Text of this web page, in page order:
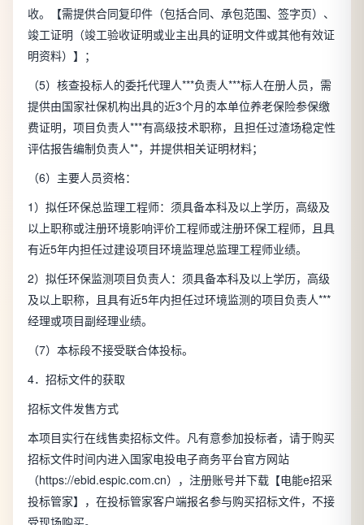
收。【需提供合同复印件（包括合同、承包范围、签字页）、
竣工证明（竣工验收证明或业主出具的证明文件或其他有效证
明资料）】；
（5）核查投标人的委托代理人***负责人***标人在册人员，需
提供由国家社保机构出具的近3个月的本单位养老保险参保缴
费证明，项目负责人***有高级技术职称，且担任过渣场稳定性
评估报告编制负责人**，并提供相关证明材料；
（6）主要人员资格：
1）拟任环保总监理工程师：须具备本科及以上学历，高级及
以上职称或注册环境影响评价工程师或注册环保工程师，且具
有近5年内担任过建设项目环境监理总监理工程师业绩。
2）拟任环保监测项目负责人：须具备本科及以上学历，高级
及以上职称，且具有近5年内担任过环境监测的项目负责人***
经理或项目副经理业绩。
（7）本标段不接受联合体投标。
4．招标文件的获取
招标文件发售方式
本项目实行在线售卖招标文件。凡有意参加投标者，请于购买
招标文件时间内进入国家电投电子商务平台官方网站
（https://ebid.espic.com.cn），注册账号并下载【电能e招采
投标管家】，在投标管家客户端报名参与购买招标文件，不接